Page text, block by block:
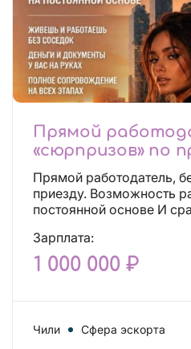
Прямой
«сюрпризов» по
Прямой работодатель,
приезду. Возможность работать на
постоянной
Зарплата:
1 000 000 ₽
Чили Сфера эскорта